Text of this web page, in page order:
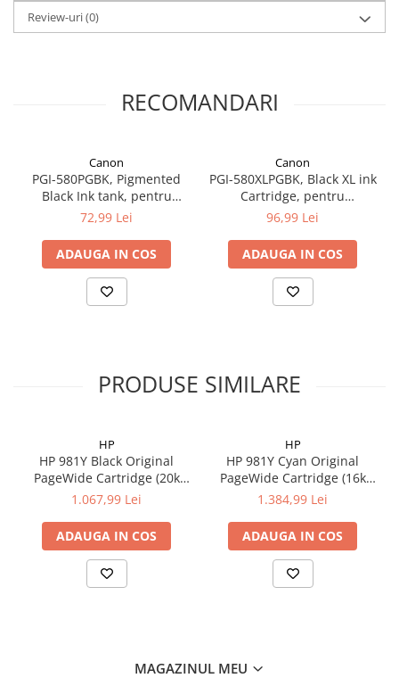
Review-uri(0)
RECOMANDARI
Canon
PGI-580PGBK, Pigmented
Black Ink tank, pentru
TS6150/TS8150/TS9150/TR7550/TR8550
72,99 Lei
ADAUGA IN COS
Canon
PGI-580XLPGBK, Black XL ink
Cartridge, pentru
TS6150/TS8150/TS9150/
96,99 Lei
ADAUGA IN COS
PRODUSE SIMILARE
HP
HP 981Y Black Original
PageWide Cartridge (20k
pag)
1.067,99 Lei
ADAUGA IN COS
HP
HP 981Y Cyan Original
PageWide Cartridge (16k
pag)
1.384,99 Lei
ADAUGA IN COS
MAGAZINUL MEU